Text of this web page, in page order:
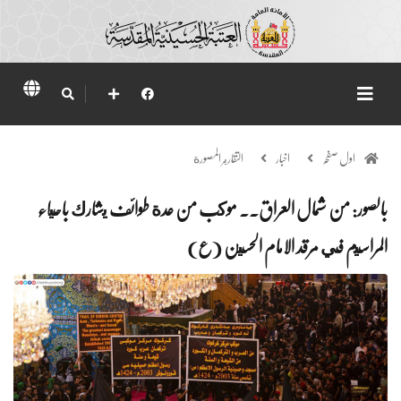
اول صفحہ اخبار التقارير المصورة
بالصور: من شمال العراق.. موكب من عدة طوائف يشارك باحياء
المراسيم في مرقد الامام الحسين (ع)